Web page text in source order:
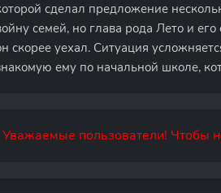
сделал предложение
семей, но глава рода Лето и
скорее уехал. Ситуация
ему по начальной школе,
Уважаемые пользователи! Чтобы